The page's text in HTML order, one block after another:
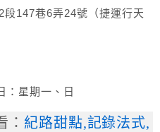
147巷6弄24號（捷運行天
：星期一、日
： 紀路甜點,記錄法式,